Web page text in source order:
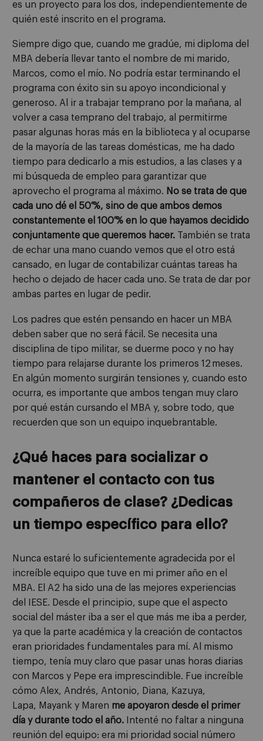
es un proyecto para los dos, independientemente de
quién esté inscrito en el programa.
Siempre digo que, cuando me gradúe, mi diploma del
MBA debería llevar tanto el nombre de mi marido,
Marcos, como el mío. No podría estar terminando el
programa con éxito sin su apoyo incondicional y
generoso. Al ir a trabajar temprano por la mañana, al
volver a casa temprano del trabajo, al permitirme
pasar algunas horas más en la biblioteca y al ocuparse
de la mayoría de las tareas domésticas, me ha dado
tiempo para dedicarlo a mis estudios, a las clases y a
mi búsqueda de empleo para garantizar que
aprovecho el programa al máximo. No se trata de que
cada uno dé el 50 %, sino de que ambos demos
constantemente el 100 % en lo que hayamos decidido
conjuntamente que queremos hacer. También se trata
de echar una mano cuando vemos que el otro está
cansado, en lugar de contabilizar cuántas tareas ha
hecho o dejado de hacer cada uno. Se trata de dar por
ambas partes en lugar de pedir.
Los padres que estén pensando en hacer un MBA
deben saber que no será fácil. Se necesita una
disciplina de tipo militar, se duerme poco y no hay
tiempo para relajarse durante los primeros 12 meses.
En algún momento surgirán tensiones y, cuando esto
ocurra, es importante que ambos tengan muy claro
por qué están cursando el MBA y, sobre todo, que
recuerden que son un equipo inquebrantable.
¿Qué haces para socializar o
mantener el contacto con tus
compañeros de clase? ¿Dedicas
un tiempo específico para ello?
Nunca estaré lo suficientemente agradecida por el
increíble equipo que tuve en mi primer año en el
MBA. El A2 ha sido una de las mejores experiencias
del IESE. Desde el principio, supe que el aspecto
social del máster iba a ser el que más me iba a perder,
ya que la parte académica y la creación de contactos
eran prioridades fundamentales para mí. Al mismo
tiempo, tenía muy claro que pasar unas horas diarias
con Marcos y Pepe era imprescindible. Fue increíble
cómo Alex, Andrés, Antonio, Diana, Kazuya,
Lapa, Mayank y Maren me apoyaron desde el primer
día y durante todo el año.
Intenté no faltar a ninguna
reunión del equipo: era mi prioridad social número